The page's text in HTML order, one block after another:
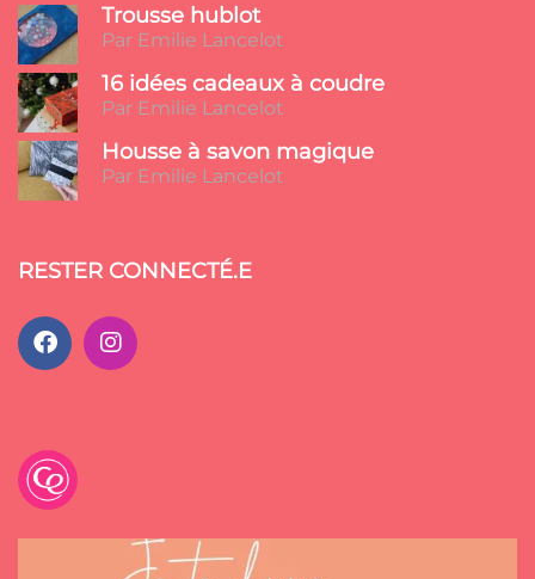
Trousse hublot
Par Emilie Lancelot
16 idées cadeaux à coudre
Par Emilie Lancelot
Housse à savon magique
Par Emilie Lancelot
RESTER CONNECTÉ.E